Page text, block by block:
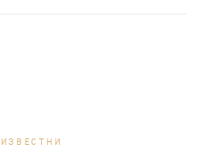
ИЗВЕСТНИ